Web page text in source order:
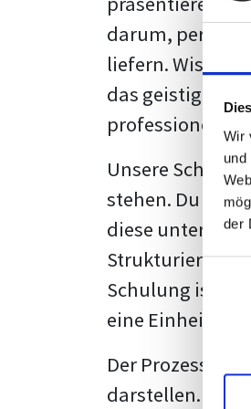
Wir
der
darum,
liefern.
das geistige
professionell zu
Unsere
stehen. Du
diese unter
Strukturierung
Schulung ist so
eine
Der Prozess
darstellen.